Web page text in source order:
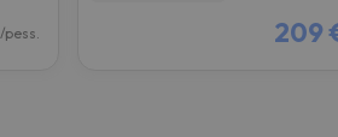
/pess. 209